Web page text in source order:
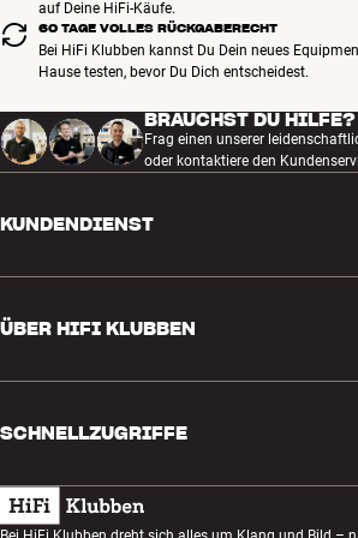
Standard VESA-Wandhalterung als optionales
auf Deine HiFi-Käufe.
60 TAGE VOLLES RÜCKGABERECHT
Bei HiFi Klubben kannst Du Dein neues
Hause testen, bevor Du Dich entscheidest.
BRAUCHST DU HILFE?
Frag einen unserer
oder kontaktiere den
KUNDENDIENST
Rückgabe und Reklamation
Bestellung widerrufen
AGB
ÜBER HIFI KLUBBEN
Kundenklub
SCHNELLZUGRIFFE
Geschenkkarte